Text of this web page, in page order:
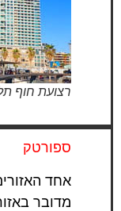
רצועת חוף
ספורטק
אחד
מדובר